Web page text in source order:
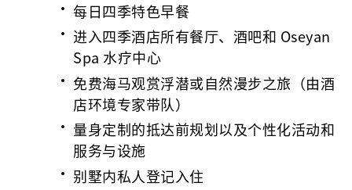
每日四季特色早餐
进入四季酒店所有餐厅、酒吧和 Oseyan
Spa 水疗中心
免费海马观赏浮潜或自然漫步之旅（由酒
店环境专家带队）
量身定制的抵达前规划以及个性化活动和
服务与设施
别墅内私人登记入住